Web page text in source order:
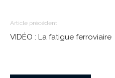
Article précédent
VIDÉO : La fatigue ferroviaire